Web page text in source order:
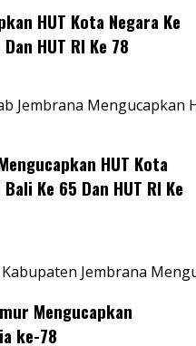
HUT Kota Negara Ke
HUT RI Ke 78
Jembrana Mengucapkan
HUT Kota
Ke 65 Dan HUT RI Ke
Jembrana
Mengucapkan
ke-78